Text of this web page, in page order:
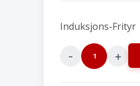
Induksjons-Frityr